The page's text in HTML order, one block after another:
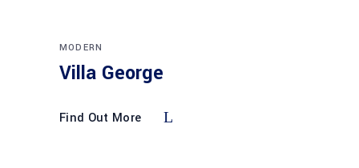
MODERN
Villa George
Find Out More